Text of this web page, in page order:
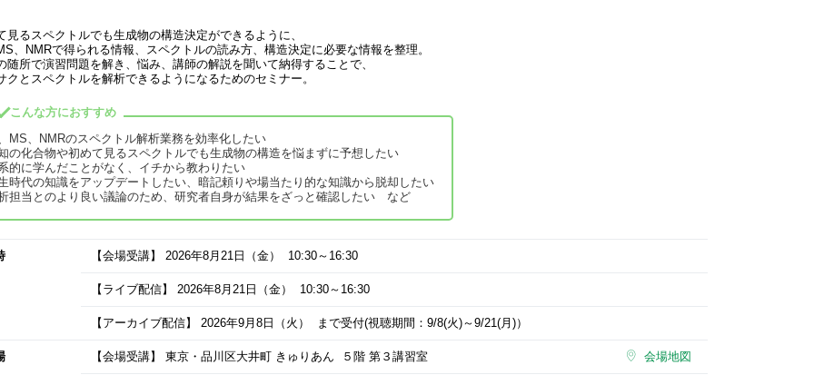
見るスペクトルでも生成物の構造決定ができるように、
、NMRで得られる情報、スペクトルの読み方、構造決定に必要な情報を整理。
随所で演習問題を解き、悩み、講師の解説を聞いて納得することで、
クとスペクトルを解析できるようになるためのセミナー。
こんな方におすすめ
MS、NMRのスペクトル解析業務を効率化したい
の化合物や初めて見るスペクトルでも生成物の構造を悩まずに予想したい
的に学んだことがなく、イチから教わりたい
時代の知識をアップデートしたい、暗記頼りや場当たり的な知識から脱却したい
担当とのより良い議論のため、研究者自身が結果をざっと確認したい など
【会場受講】 2026年8月21日 （金） 10:30～16:30
【ライブ配信】 2026年8月21日 （金） 10:30～16:30
【アーカイブ配信】 2026年9月8日 （火） まで受付(視聴期間：9/8(火)～9/21(月)）
【会場受講】 東京・品川区大井町 きゅりあん ５階 第３講習室 会場地図